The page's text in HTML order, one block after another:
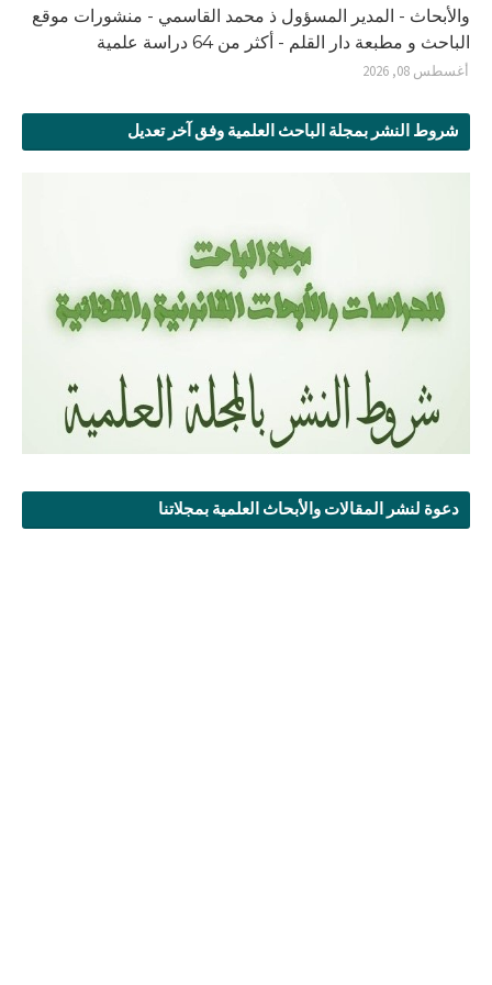
والأبحاث - المدير المسؤول ذ محمد القاسمي - منشورات موقع
الباحث و مطبعة دار القلم - أكثر من 64 دراسة علمية
أغسطس 08, 2026
شروط النشر بمجلة الباحث العلمية وفق آخر تعديل
دعوة لنشر المقالات والأبحاث العلمية بمجلاتنا